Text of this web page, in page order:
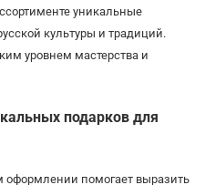
уникальные
культуры и традиций.
уровнем мастерства и
подарков для
оформлении помогает выразить